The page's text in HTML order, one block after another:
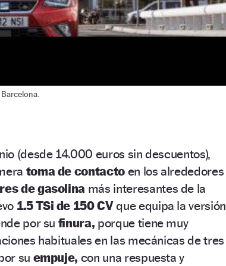
(desde 14.000 euros sin descuentos),
toma de contactoen los alrededores
de gasolina más interesantes de la
1.5 TSi de 150 CVque equipa la versión
por su finura, porque tiene muy
habituales en las mecánicas de tres
su empuje, con una respuesta y